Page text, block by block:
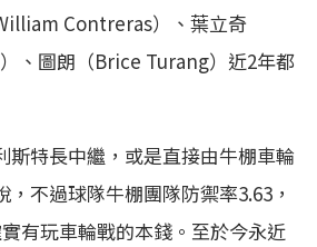
Contreras）、葉立奇
、圖朗（Brice Turang）近2年都
斯特長中繼，或是直接由牛棚車輪
不過球隊牛棚團隊防禦率3.63，
有玩車輪戰的本錢。至於今永近